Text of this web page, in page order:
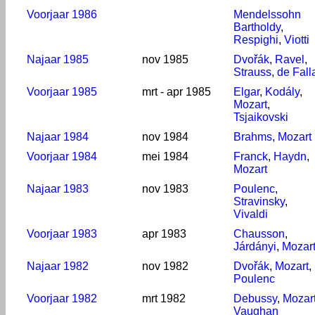
Voorjaar 1986
Mendelssohn
Bartholdy,
Respighi, Viotti
Najaar 1985
nov 1985 Dvořák, Ravel ,
Strauss, de
Voorjaar 1985
mrt - apr 1985 Elgar, Kodály,
Mozart,
Tsjaikovski
Najaar 1984
nov 1984 Brahms, Mozart
Voorjaar 1984
mei 1984 Franck, Haydn,
Mozart
Najaar 1983
nov 1983 Poulenc,
Stravinsky,
Vivaldi
Voorjaar 1983
apr 1983 Chausson,
Járdányi, Mozart
Najaar 1982
nov 1982 Dvořák, Mozart,
Poulenc
Voorjaar 1982
mrt 1982 Debussy,
Vaughan